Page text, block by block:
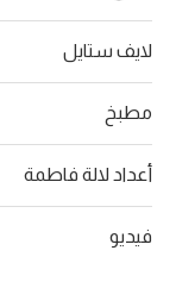
لايف ستايل
مطبخ
أعداد لالة فاطمة
فيديو